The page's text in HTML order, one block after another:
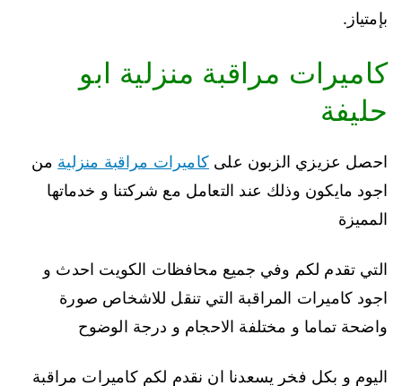
بإمتياز.
كاميرات مراقبة منزلية ابو
حليفة
احصل عزيزي الزبون على كاميرات مراقبة منزلية من
اجود مايكون وذلك عند التعامل مع شركتنا و خدماتها
المميزة
التي تقدم لكم وفي جميع محافظات الكويت احدث و
اجود كاميرات المراقبة التي تنقل للاشخاص صورة
واضحة تماما و مختلفة الاحجام و درجة الوضوح
اليوم و بكل فخر يسعدنا ان نقدم لكم كاميرات مراقبة